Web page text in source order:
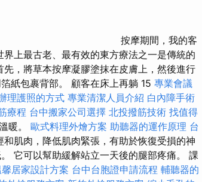
按摩期間，我的客
上最古老、最有效的東方療法之一是傳統的
，將草本按摩凝膠塗抹在皮膚上，然後進行
紙包裹背部。 顧客在床上再躺 15 專業會議
理護照的方式 專業清潔人員介紹 白內障手術
療程 台中搬家公司選擇 北投撥筋技術 找值得
暖。 歐式料理外燴方案 助聽器的運作原理 台
和肌肉，降低肌肉緊張，有助於恢復受損的神
它可以幫助緩解站立一天後的腿部疼痛。 課
居家設計方案 台中台胞證申請流程 輔聽器的